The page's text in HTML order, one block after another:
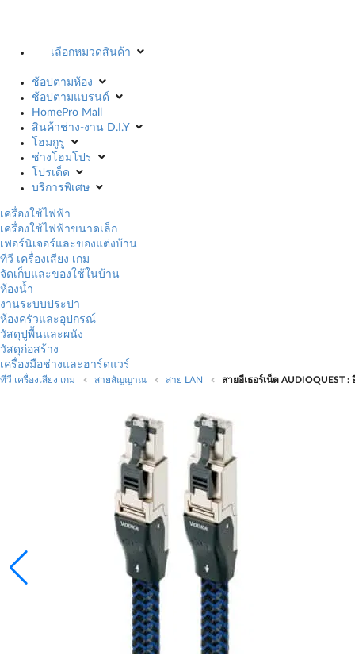
เลือกหมวดสินค้า
ช้อปตามห้อง
ช้อปตามแบรนด์
HomePro Mall
สินค้าช่าง-งาน D.I.Y
โฮมกูรู
ช่างโฮมโปร
โปรเด็ด
บริการพิเศษ
เครื่องใช้ไฟฟ้า
เครื่องใช้ไฟฟ้าขนาดเล็ก
เฟอร์นิเจอร์และของแต่งบ้าน
ทีวี เครื่องเสียง เกม
จัดเก็บและของใช้ในบ้าน
ห้องน้ำ
งานระบบประปา
ห้องครัวและอุปกรณ์
วัสดุปูพื้นและผนัง
วัสดุก่อสร้าง
เครื่องมือช่างและฮาร์ดแวร์
ทีวี เครื่องเสียง เกม สายสัญญาณ สาย LAN สายอีเธอร์เน็ต AUDIOQUEST :